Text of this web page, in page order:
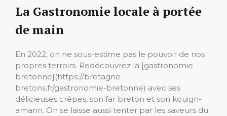
La Gastronomie locale à portée
de main
En 2022, on ne sous-estime pas le pouvoir de nos
propres terroirs. Redécouvrez la [gastronomie
bretonne](https://bretagne-
bretons.fr/gastronomie-bretonne) avec ses
délicieuses crêpes, son far breton et son kouign-
amann. On se laisse aussi tenter par les saveurs du